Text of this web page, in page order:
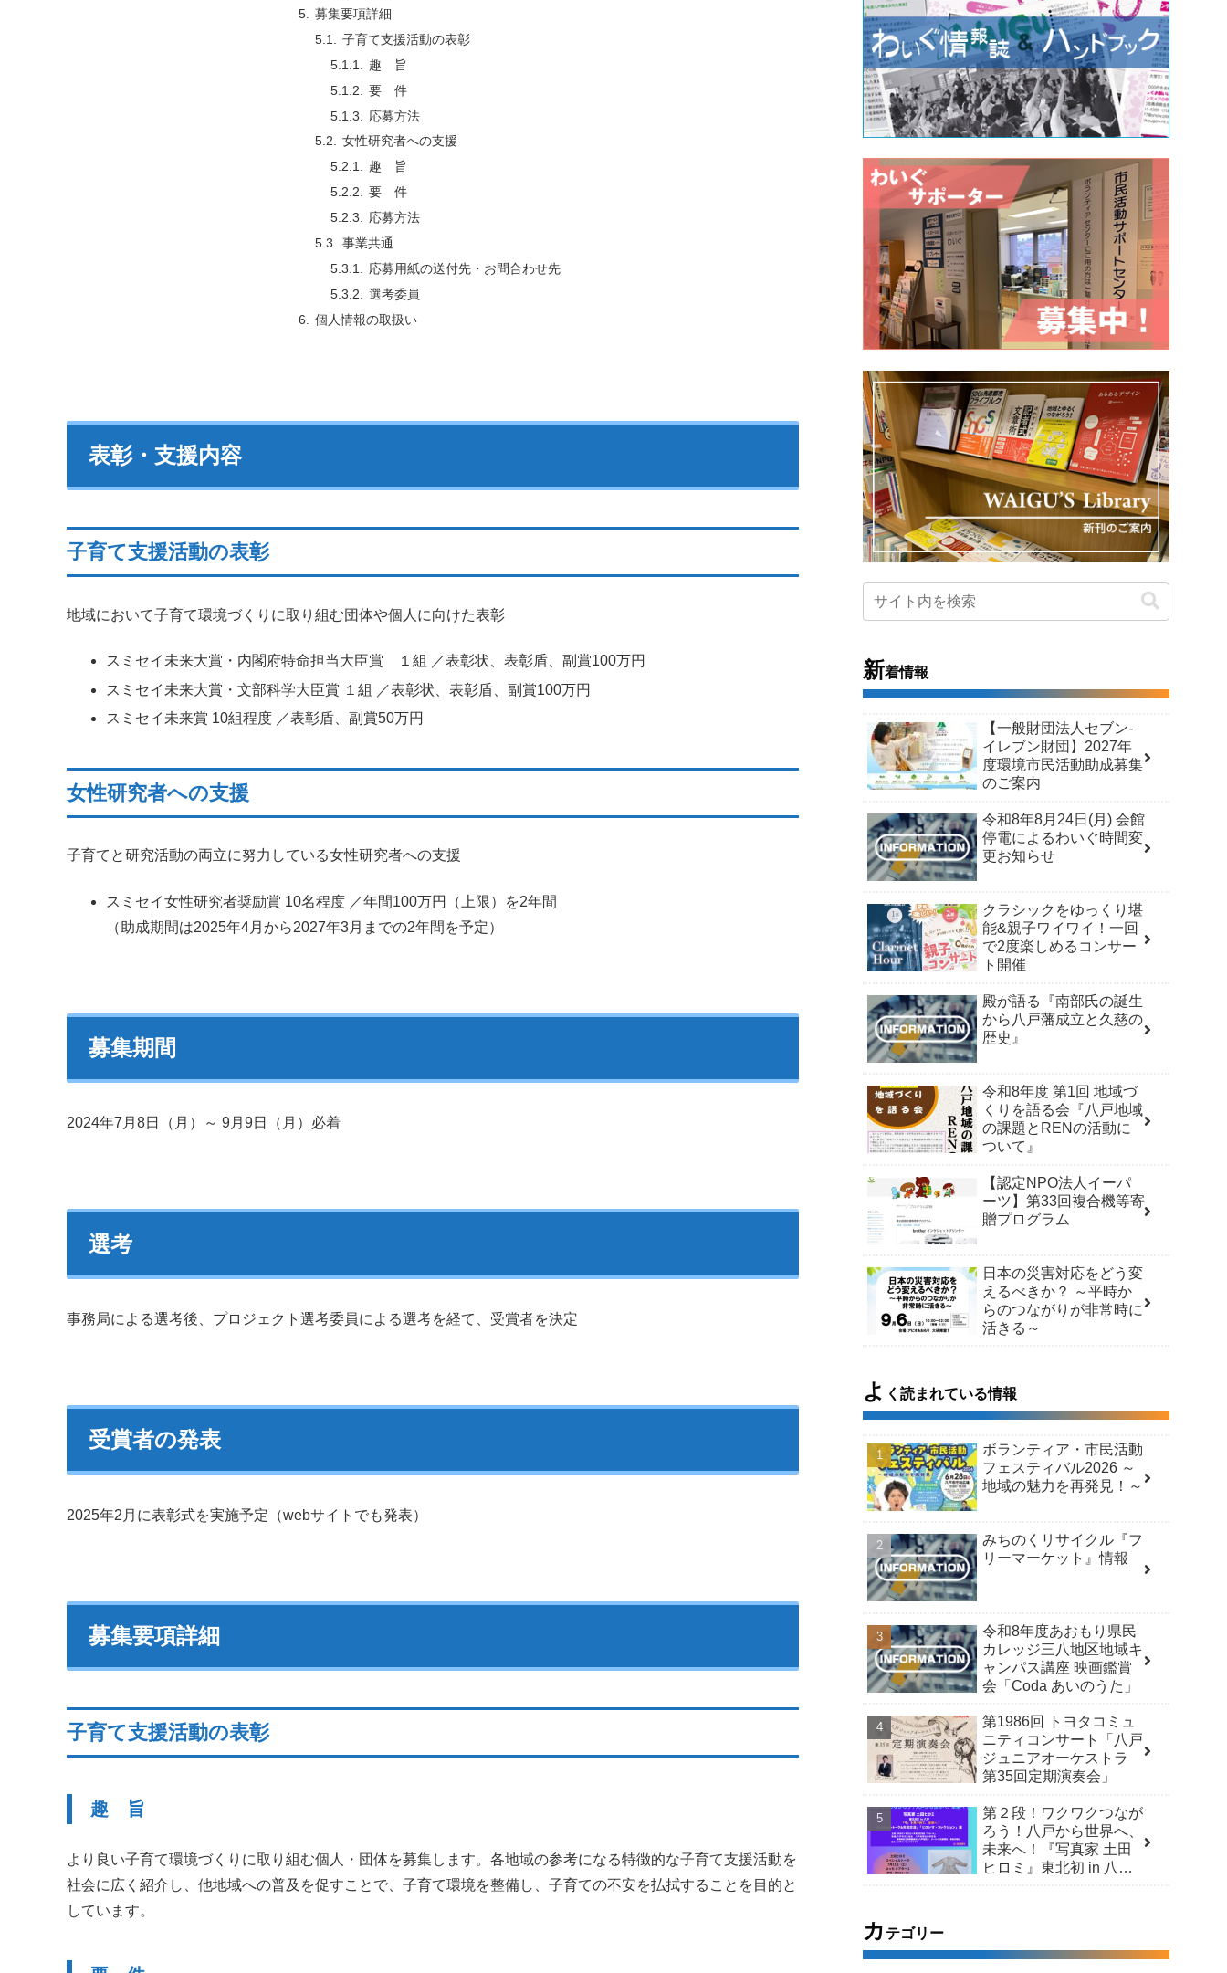
募集要項詳細
子育て支援活動の表彰
趣 旨
要 件
応募方法
女性研究者への支援
趣 旨
要 件
応募方法
事業共通
応募用紙の送付先・お問合わせ先
選考委員
個人情報の取扱い
表彰・支援内容
子育て支援活動の表彰
地域において子育て環境づくりに取り組む団体や個人に向けた表彰
スミセイ未来大賞・内閣府特命担当大臣賞 １組 ／表彰状、表彰盾、副賞100万円
スミセイ未来大賞・文部科学大臣賞 １組 ／表彰状、表彰盾、副賞100万円
スミセイ未来賞 10組程度 ／表彰盾、副賞50万円
女性研究者への支援
子育てと研究活動の両立に努力している女性研究者への支援
スミセイ女性研究者奨励賞 10名程度 ／年間100万円（上限）を2年間
（助成期間は2025年4月から2027年3月までの2年間を予定）
募集期間
2024年7月8日（月）～ 9月9日（月）必着
選考
事務局による選考後、プロジェクト選考委員による選考を経て、受賞者を決定
受賞者の発表
2025年2月に表彰式を実施予定（webサイトでも発表）
募集要項詳細
子育て支援活動の表彰
趣 旨
より良い子育て環境づくりに取り組む個人・団体を募集します。各地域の参考になる特徴的な子育て支援活動を
社会に広く紹介し、他地域への普及を促すことで、子育て環境を整備し、子育ての不安を払拭することを目的と
しています。
新着情報
【一般財団法人セブン-
イレブン財団】2027年
度環境市民活動助成募集
のご案内
令和8年8月24日(月) 会館
停電によるわいぐ時間変
更お知らせ
クラシックをゆっくり堪
能&親子ワイワイ！一回
で2度楽しめるコンサー
ト開催
殿が語る『南部氏の誕生
から八戸藩成立と久慈の
歴史』
令和8年度 第1回 地域づ
くりを語る会『八戸地域
の課題とRENの活動に
ついて』
【認定NPO法人イーパ
ーツ】第33回複合機等寄
贈プログラム
日本の災害対応をどう変
えるべきか？ ～平時か
らのつながりが非常時に
活きる～
よ く読まれている情報
ボランティア・市民活動
フェスティバル2026 ～
地域の魅力を再発見！～
みちのくリサイクル『フ
リーマーケット』情報
令和8年度あおもり県民
カレッジ三八地区地域キ
ャンパス講座 映画鑑賞
会「Coda あいのうた」
第1986回 トヨタコミュ
ニティコンサート「八戸
ジュニアオーケストラ
第35回定期演奏会」
第２段！ワクワクつなが
ろう！八戸から世界へ、
未来へ！『写真家 土田
ヒロミ』東北初 in 八戸
カ テゴリー